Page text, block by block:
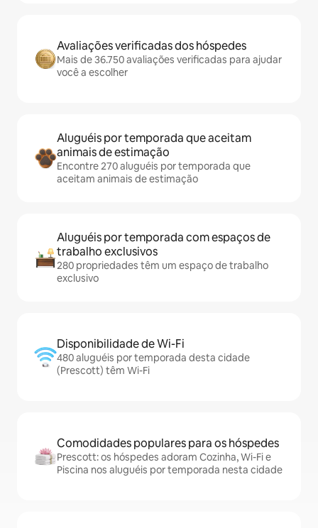
Avaliações verificadas dos hóspedes
Mais de 36.750 avaliações verificadas para ajudar
você a escolher
Aluguéis por temporada que aceitam
animais de estimação
Encontre 270 aluguéis por temporada que
aceitam animais de estimação
Aluguéis por temporada com espaços de
trabalho exclusivos
280 propriedades têm um espaço de trabalho
exclusivo
Disponibilidade de Wi-Fi
480 aluguéis por temporada desta cidade
(Prescott) têm Wi-Fi
Comodidades populares para os hóspedes
Prescott: os hóspedes adoram Cozinha, Wi-Fi e
Piscina nos aluguéis por temporada nesta cidade